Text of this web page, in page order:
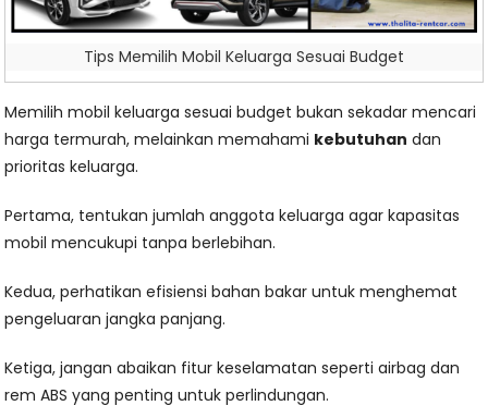
Tips Memilih Mobil Keluarga Sesuai Budget
Memilih mobil keluarga sesuai budget bukan sekadar mencari
harga termurah, melainkan memahami kebutuhan dan
prioritas keluarga.
Pertama, tentukan jumlah anggota keluarga agar kapasitas
mobil mencukupi tanpa berlebihan.
Kedua, perhatikan efisiensi bahan bakar untuk menghemat
pengeluaran jangka panjang.
Ketiga, jangan abaikan fitur keselamatan seperti airbag dan
rem ABS yang penting untuk perlindungan.